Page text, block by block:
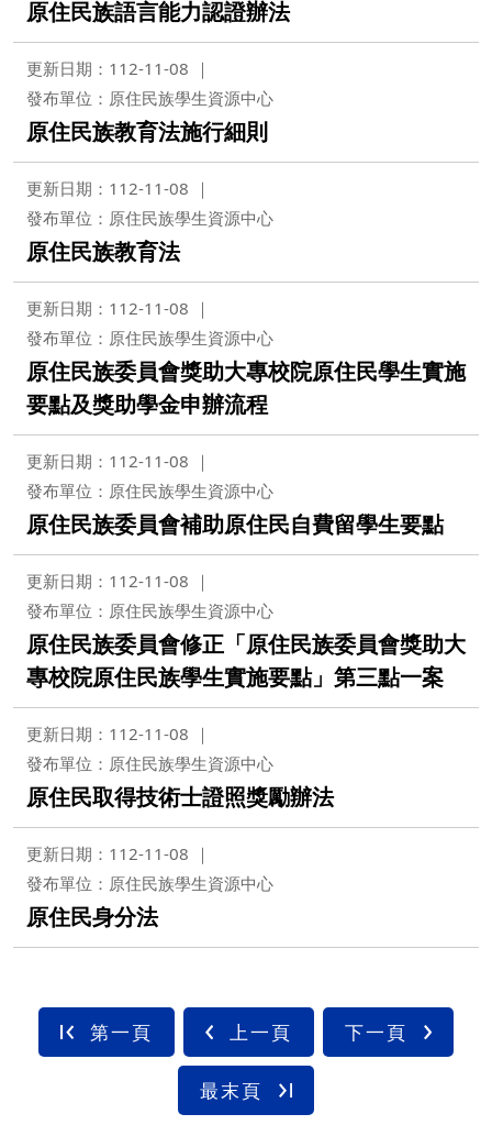
原住民族語言能力認證辦法
更新日期：112-11-08
發布單位：原住民族學生資源中心
原住民族教育法施行細則
更新日期：112-11-08
發布單位：原住民族學生資源中心
原住民族教育法
更新日期：112-11-08
發布單位：原住民族學生資源中心
原住民族委員會獎助大專校院原住民學生實施
要點及獎助學金申辦流程
更新日期：112-11-08
發布單位：原住民族學生資源中心
原住民族委員會補助原住民自費留學生要點
更新日期：112-11-08
發布單位：原住民族學生資源中心
原住民族委員會修正「原住民族委員會獎助大
專校院原住民族學生實施要點」第三點一案
更新日期：112-11-08
發布單位：原住民族學生資源中心
原住民取得技術士證照獎勵辦法
更新日期：112-11-08
發布單位：原住民族學生資源中心
原住民身分法
第一頁 上一頁 下一頁
最末頁